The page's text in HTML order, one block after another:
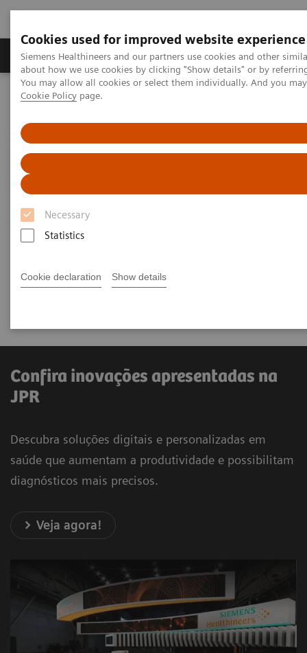
Cookies used for improved website experience
Siemens Healthineers and our partners use cookies and other
about how we use cookies by clicking "Show details" or by
You may allow all cookies or select them individually. And you
Cookie Policy page.
Necessary
Statistics
Cookie declaration Show details
Produtos e serviços Especialidades Clínicas e
Siemens Healthineers Brasil
Mamografia
Os sistemas de mamografia da Siemens estão todos
projetados para ajudá-lo a oferecer um excelente
precoce a melhor cura, nosso portfólio de
Confira inovações apresentadas na
JPR
Descubra soluções digitais e personalizadas em
saúde que aumentam a produtividade e possibilitam
diagnósticos mais precisos.
Veja agora!